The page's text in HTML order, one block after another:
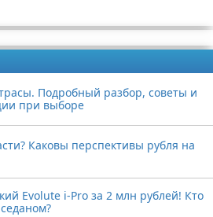
Подробный разбор, советы и
при выборе
Каковы перспективы рубля на
Evolute i-Pro за 2 млн рублей! Кто